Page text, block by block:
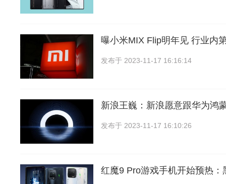
曝小米MIX Flip明年见 行业内
发布于 2023-11-17 16:16:14
新浪王巍：新浪愿意跟华为鸿
发布于 2023-11-17 16:10:26
红魔9 Pro游戏手机开始预热：